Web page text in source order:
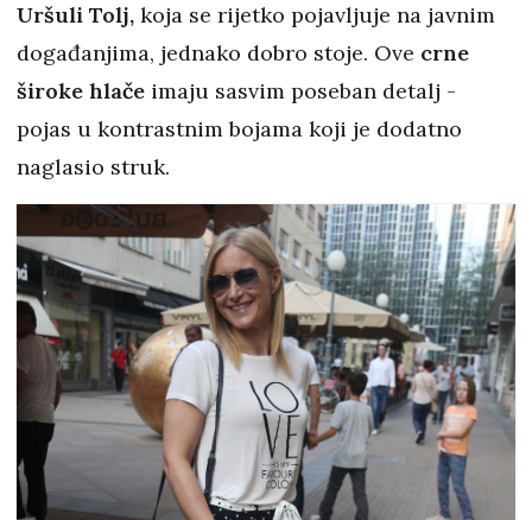
Uršuli Tolj, koja se rijetko pojavljuje na javnim
događanjima, jednako dobro stoje. Ove crne
široke hlače imaju sasvim poseban detalj -
pojas u kontrastnim bojama koji je dodatno
naglasio struk.